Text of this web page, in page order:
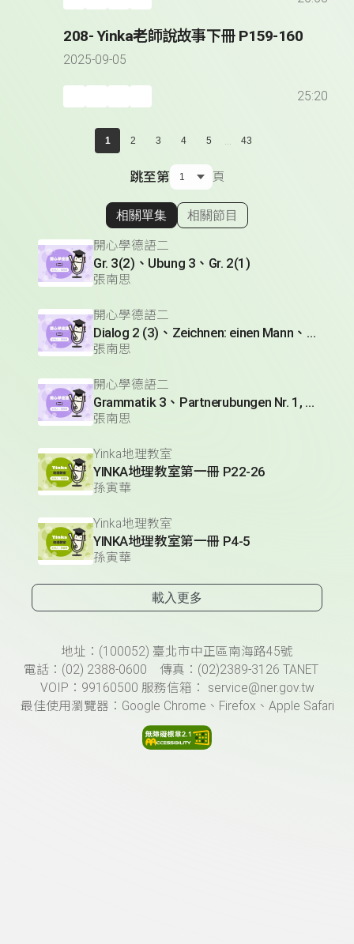
208- Yinka老師說故事下冊 P159-160
2025-09-05
25:20
1 2 3 4 5 ... 43
跳至第 頁
顯示相關單集
相關單集 相關節目
開心學德語二
Gr. 3(2)、Ubung 3、Gr. 2(1)
張南思
開心學德語二
Dialog 2 (3)、Zeichnen: einen Mann、Lesetext 1(1)
張南思
開心學德語二
Grammatik 3、Partnerubungen Nr. 1, 3、Dialog 2(1)
張南思
Yinka地理教室
YINKA地理教室第一冊 P22-26
孫寅華
Yinka地理教室
YINKA地理教室第一冊 P4-5
孫寅華
載入更多
頁尾資訊地址：(100052) 臺北市中正區南海路45號
電話：(02) 2388-0600 傳真：(02)2389-3126 TANET
VOIP：99160500 服務信箱： service@ner.gov.tw
最佳使用瀏覽器：Google Chrome、Firefox、Apple Safari